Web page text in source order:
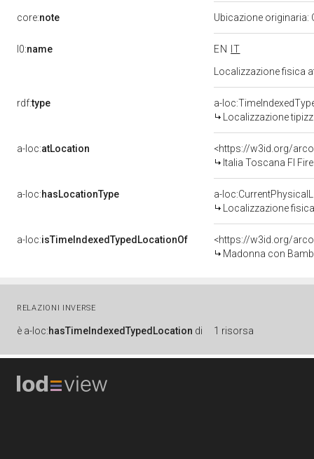
core:note Ubicazione originaria:
l0:name EN
IT
Localizzazione fisica
rdf:type
a-
Localizzazione
a-loc:atLocation
<https://w3id.org/
Italia Toscana FI
a-loc:hasLocationType
a-
Localizzazione
a-loc:isTimeIndexedTypedLocationOf
<https://w3id.org/
Madonna con
RELAZIONI INVERSE
è a-loc:hasTimeIndexedTypedLocation di 1 risorsa